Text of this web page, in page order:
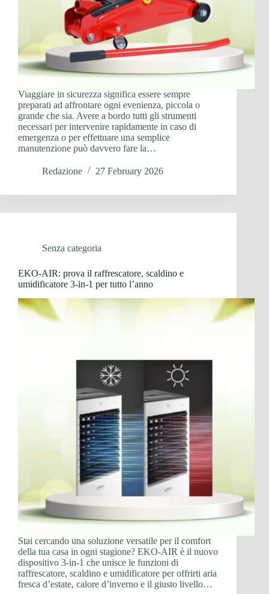
Viaggiare in sicurezza significa essere sempre
preparati ad affrontare ogni evenienza, piccola o
grande che sia. Avere a bordo tutti gli strumenti
necessari per intervenire rapidamente in caso di
emergenza o per effettuare una semplice
manutenzione può davvero fare la…
Redazione 27 February 2026
Senza categoria
EKO-AIR: prova il raffrescatore, scaldino e
umidificatore 3-in-1 per tutto l’anno
Stai cercando una soluzione versatile per il comfort
della tua casa in ogni stagione? EKO-AIR è il nuovo
dispositivo 3-in-1 che unisce le funzioni di
raffrescatore, scaldino e umidificatore per offrirti aria
fresca d’estate, calore d’inverno e il giusto livello…